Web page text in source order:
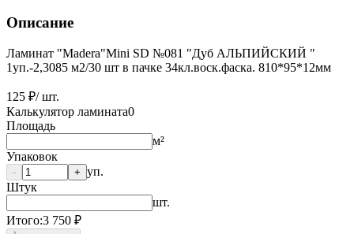
Описание
Ламинат "Madera"Mini SD №081 "Дуб АЛЬПИЙСКИЙ "
1уп.-2,3085 м2/30 шт в пачке 34кл.воск.фаска. 810*95*12мм
125 ₽/ шт.
Калькулятор ламината0
Площадь
м²
Упаковок
- + уп.
Штук
шт.
Итого:3 750 ₽